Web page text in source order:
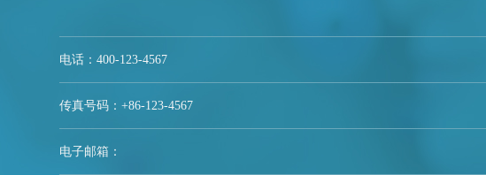
电话：400-123-4567
传真号码：+86-123-4567
电子邮箱：